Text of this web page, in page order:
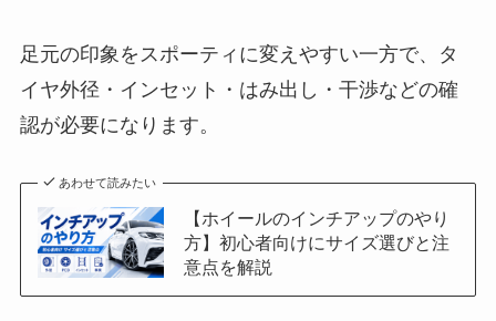
足元の印象をスポーティに変えやすい一方で、タ
イヤ外径・インセット・はみ出し・干渉などの確
認が必要になります。
あわせて読みたい
【ホイールのインチアップのやり
方】初心者向けにサイズ選びと注
意点を解説